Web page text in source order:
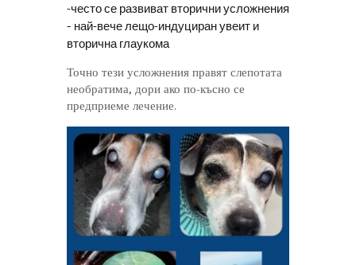
-често се развиват вторични усложнения
– най-вече лещо-индуциран увеит и
вторична глаукома
Точно тези усложнения правят слепотата
необратима, дори ако по-късно се
предприеме лечение.